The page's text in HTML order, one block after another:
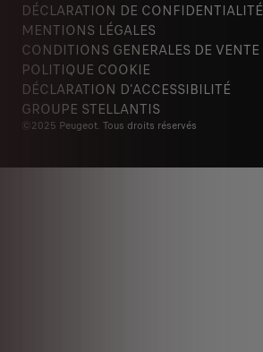
DÉCLARATION DE CONFIDENTIALITÉ
MENTIONS LÉGALES
CONDITIONS GENERALES DE VENTE
POLITIQUE COOKIE
DÉCLARATION D'ACCESSIBILITÉ
GROUPE STELLANTIS
©2025 Peugeot. Tous droits réservés